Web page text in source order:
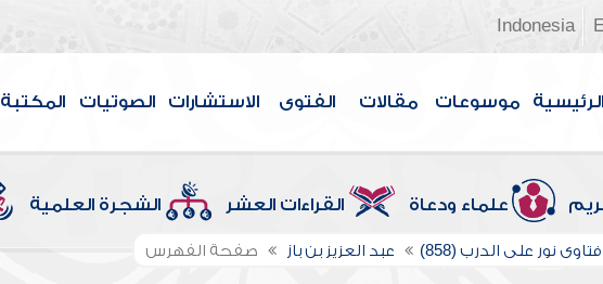
Indonesia
الرئيسية موسوعات مقالات الفتوى الاستشارات الصوتيات المكتبة
علماء ودعاة القراءات العشر الشجرة العلمية
فتاوى نور على الدرب (858) عبد العزيز بن باز صفحة الفهرس